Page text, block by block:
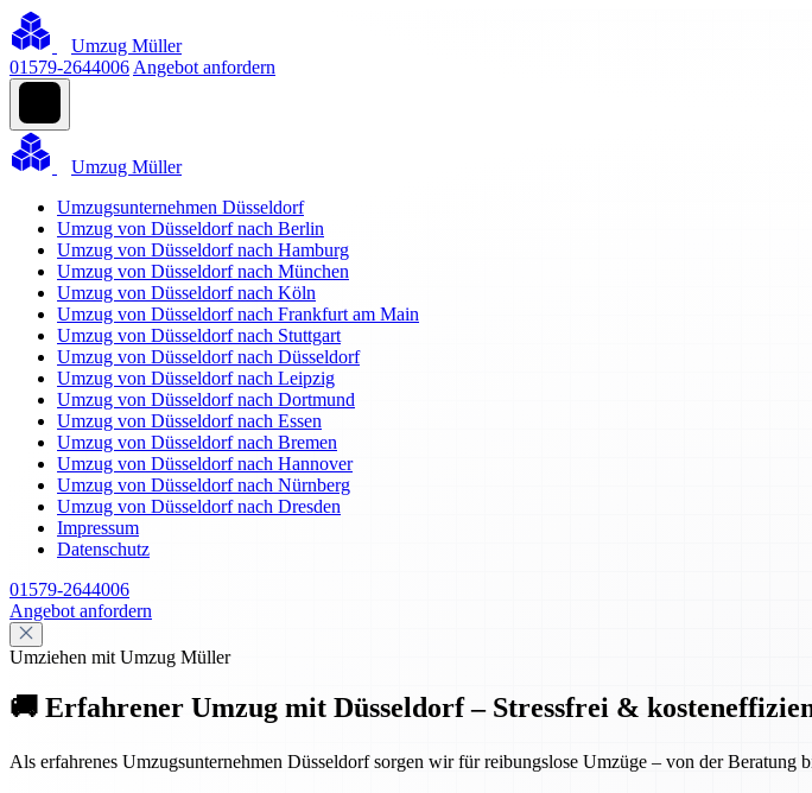
Umzug Müller
01579-2644006 Angebot anfordern
Umzug Müller
Umzugsunternehmen Düsseldorf
Umzug von Düsseldorf nach Berlin
Umzug von Düsseldorf nach Hamburg
Umzug von Düsseldorf nach München
Umzug von Düsseldorf nach Köln
Umzug von Düsseldorf nach Frankfurt am Main
Umzug von Düsseldorf nach Stuttgart
Umzug von Düsseldorf nach Düsseldorf
Umzug von Düsseldorf nach Leipzig
Umzug von Düsseldorf nach Dortmund
Umzug von Düsseldorf nach Essen
Umzug von Düsseldorf nach Bremen
Umzug von Düsseldorf nach Hannover
Umzug von Düsseldorf nach Nürnberg
Umzug von Düsseldorf nach Dresden
Impressum
Datenschutz
01579-2644006
Angebot anfordern
Umziehen mit Umzug Müller
🚚 Erfahrener Umzug mit Düsseldorf – Stressfrei &
Als erfahrenes Umzugsunternehmen Düsseldorf sorgen wir für reibungslose Umzüge – von der